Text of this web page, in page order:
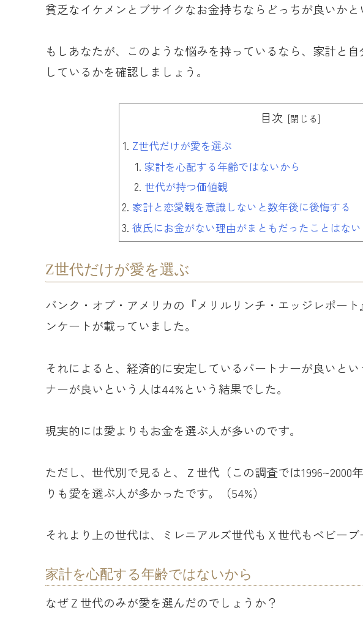
貧乏なイケメンとブサイクなお金持ちならどっちが良いかと
もしあなたが、このような悩みを持っているなら、家計と
しているかを確認しましょう。
目次
Z世代だけが愛を選ぶ
家計を心配する年齢ではないから
世代が持つ価値観
家計と恋愛観を意識しないと数年後に後悔する
彼氏にお金がない理由がまともだったことはない
Z世代だけが愛を選ぶ
バンク・オブ・アメリカの『メリルリンチ・エッジレポー
ンケートが載っていました。
それによると、経済的に安定しているパートナーが良いと
ナーが良いという人は44%という結果でした。
現実的には愛よりもお金を選ぶ人が多いのです。
ただし、世代別で見ると、Ｚ世代（この調査では1996~2000
りも愛を選ぶ人が多かったです。（54%）
それより上の世代は、ミレニアルズ世代もＸ世代もベビーブ
家計を心配する年齢ではないから
なぜＺ世代のみが愛を選んだのでしょうか？